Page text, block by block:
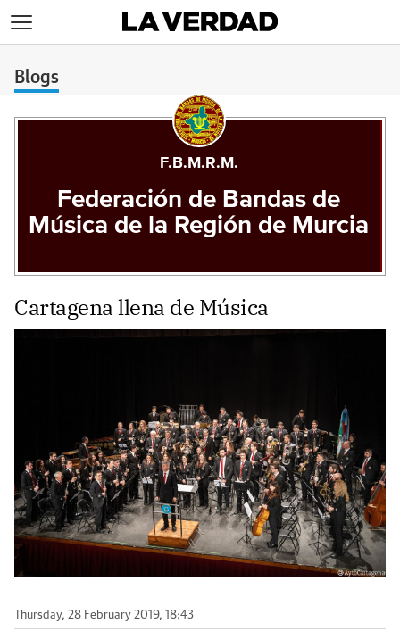
Blogs
F.B.M.R.M.
Federación de Bandas de
Música de la Región de Murcia
Cartagena llena de Música
Thursday, 28 February 2019, 18:43